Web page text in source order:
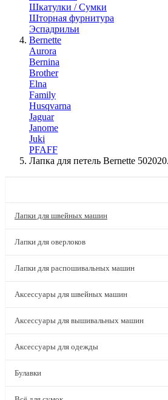
Шкатулки / Сумки
Шторная фурнитура
Эспадрильи
Bernette
Aurora
Bernina
Brother
Elna
Family
Husqvarna
Jaguar
Janome
Juki
PFAFF
Лапка для петель Bernette
Лапки для швейных машин
Лапки для оверлоков
Лапки для распошивальных машин
Аксессуары для швейных машин
Аксессуары для вышивальных машин
Аксессуары для одежды
Булавки